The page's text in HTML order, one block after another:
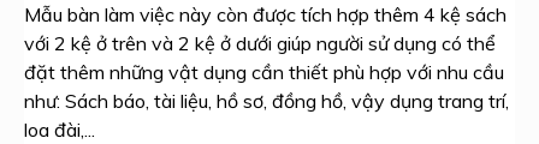
Mẫu bàn làm việc này còn được tích hợp thêm 4 kệ sách
với 2 kệ ở trên và 2 kệ ở dưới giúp người sử dụng có thể
đặt thêm những vật dụng cần thiết phù hợp với nhu cầu
như: Sách báo, tài liệu, hồ sơ, đồng hồ, vậy dụng trang trí,
loa đài,...